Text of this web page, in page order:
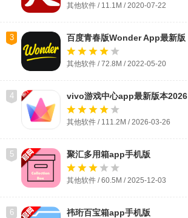
其他软件 / 11.1M / 2020-07-22
3 百度青春版Wonder App最新版
其他软件 / 72.8M / 2022-05-20
4 vivo游戏中心app最新版本2026
其他软件 / 111.2M / 2026-03-26
5 聚汇多用箱app手机版
其他软件 / 60.5M / 2025-12-03
6 祎珩百宝箱app手机版